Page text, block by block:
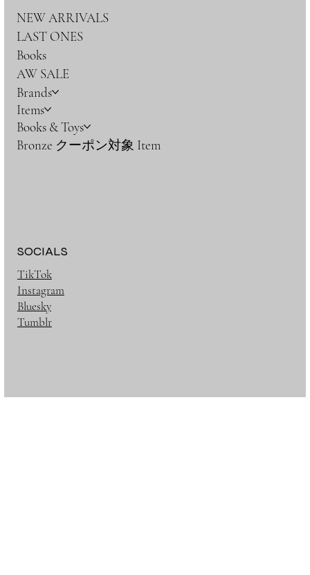
NEW ARRIVALS
LAST ONES
Books
AW SALE
Brands
Items
Books & Toys
Bronze クーポン対象 Item
SOCIALS
TikTok
Instagram
Bluesky
Tumblr